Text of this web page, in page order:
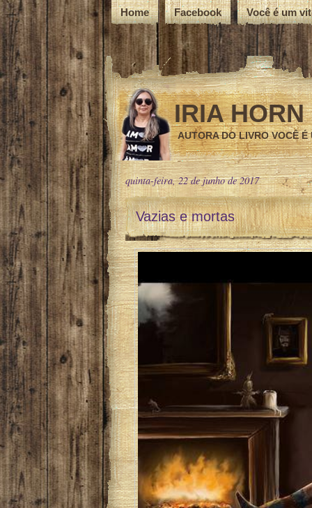
Home Facebook Você é um
IRIA HORN
AUTORA DO LIVRO VOCÊ É
quinta-feira, 22 de junho de 2017
Vazias e mortas